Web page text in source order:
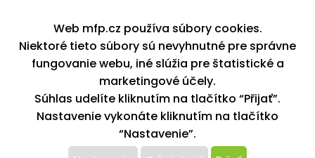
K stiahnutiu
Blog
Kontakt
Kariéra
XML feed
Copyright © 2026, MFP paper s. r. o. | Všetky práva vyhradené
design by MFP
Web mfp.cz používa súbory cookies.
Niektoré tieto súbory sú nevyhnutné pre správne
fungovanie webu, iné slúžia pre štatistické a
marketingové účely.
Súhlas udelíte kliknutím na tlačítko “Přijať”.
Nastavenie vykonáte kliknutím na tlačítko
“Nastavenie”.